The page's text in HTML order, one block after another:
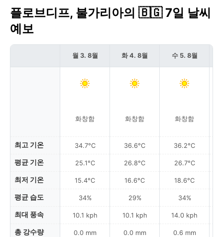
플로브디프, 불가리아의 🇧🇬 7일 날씨
예보
최고 기온
평균 기온
최저 기온
평균 습도
최대 풍속
총 강수량
월 3. 8월
화창함
34.7°C
25.1°C
15.4°C
34%
10.1 kph
0.0 mm
화 4. 8월
화창함
36.6°C
26.8°C
16.6°C
29%
10.1 kph
0.0 mm
수 5. 8월
화창함
36.2°C
26.7°C
18.6°C
34%
14.0 kph
0.6 mm